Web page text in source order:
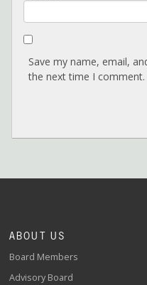
Save my name, email,
the next time I comment.
ABOUT US
Board Members
Advisory Board